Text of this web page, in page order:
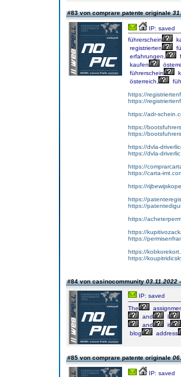
#83 von comprare patente originale
IP: saved
führerschein
registrierten
erfahrungen,
kaufen
führerschein
österreich,
https://
https://
https://adr-
https://
https://
https://dvla-
https://dvla-
https://
https://carta-
https://
https://
https://
https://
https://
https://
https://
https://
#84 von casinocommunity03.11.2022
IP: saved
The
and
I
and
it
blog
address
#85 von comprare patente originale
IP: saved